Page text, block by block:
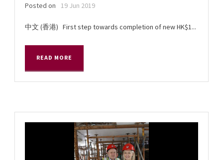
Posted on 19 Jun 2019
中文 (香港) First step towards completion of new HK$1...
READ MORE